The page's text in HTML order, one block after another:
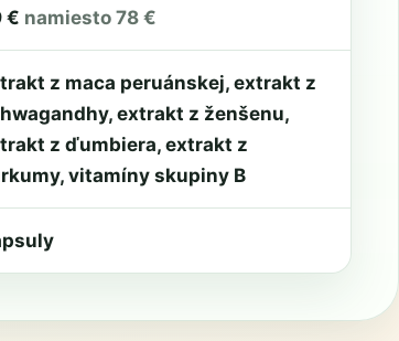
€ namiesto 78 €
z maca peruánskej, extrakt z
extrakt z ženšenu,
z ďumbiera, extrakt z
vitamíny skupiny B